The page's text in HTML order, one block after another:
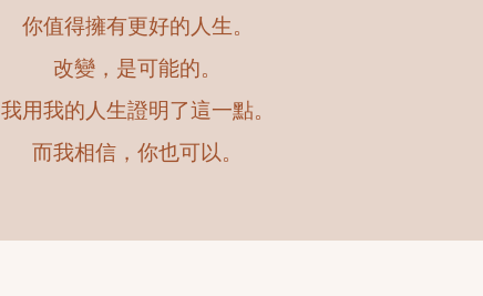
你值得擁有更好的人生。
改變，是可能的。
我用我的人生證明了這一點。
而我相信，你也可以。